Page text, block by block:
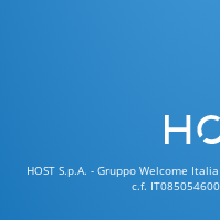
HOST S.p.A. - Gruppo Welcome
c.f.